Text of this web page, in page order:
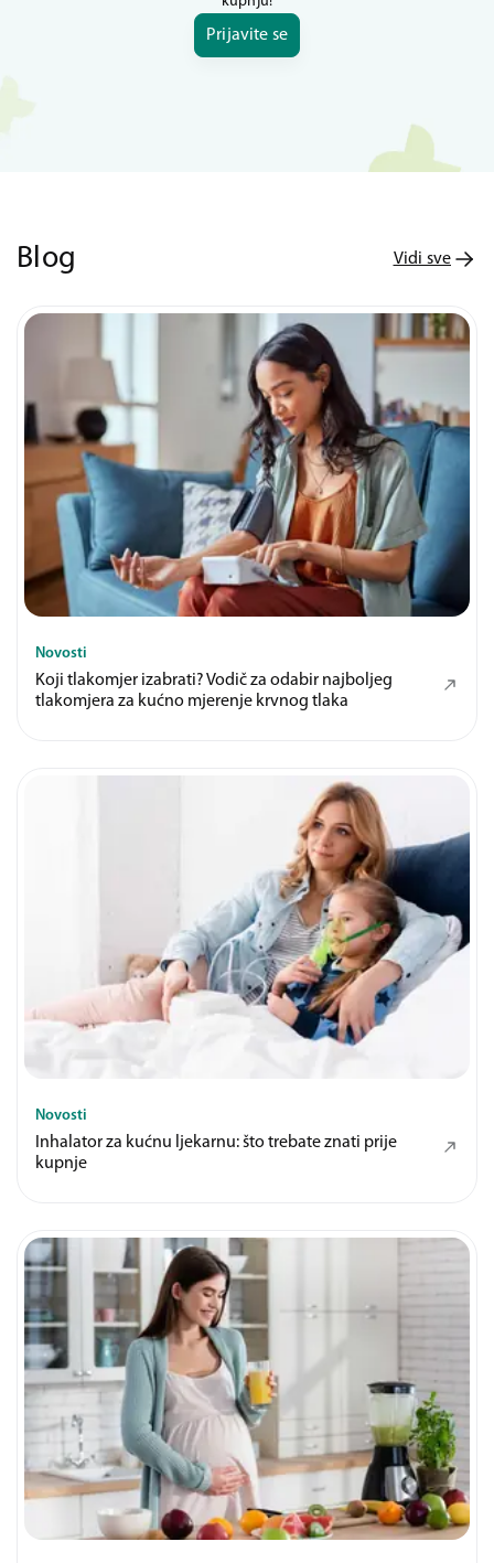
Prijavite se
Blog Vidi sve
Novosti
Koji tlakomjer izabrati? Vodič za odabir najboljeg
tlakomjera za kućno mjerenje krvnog tlaka
Novosti
Inhalator za kućnu ljekarnu: što trebate znati prije
kupnje